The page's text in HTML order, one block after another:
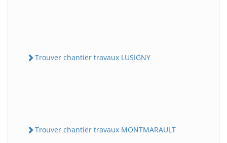
Trouver chantier travaux LUSIGNY
Trouver chantier travaux MONTMARAULT